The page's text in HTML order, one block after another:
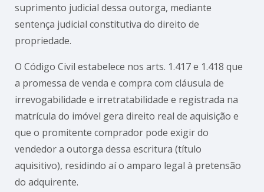
suprimento judicial dessa outorga, mediante
sentença judicial constitutiva do direito de
propriedade.
O Código Civil estabelece nos arts. 1.417 e 1.418 que
a promessa de venda e compra com cláusula de
irrevogabilidade e irretratabilidade e registrada na
matrícula do imóvel gera direito real de aquisição e
que o promitente comprador pode exigir do
vendedor a outorga dessa escritura (título
aquisitivo), residindo aí o amparo legal à pretensão
do adquirente.